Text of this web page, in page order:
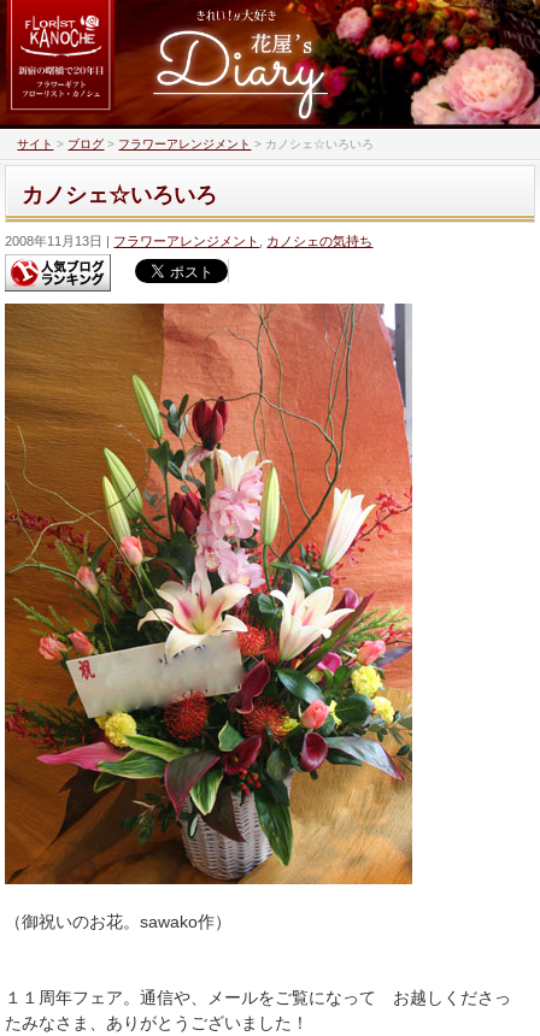
サイト > ブログ > フラワーアレンジメント > カノシェ☆いろいろ
カノシェ☆いろいろ
2008年11月13日 フラワーアレンジメント カノシェの気持ち
（御祝いのお花。sawako作）
１１周年フェア。通信や、メールをご覧になって お越しくださっ
たみなさま、ありがとうございました！